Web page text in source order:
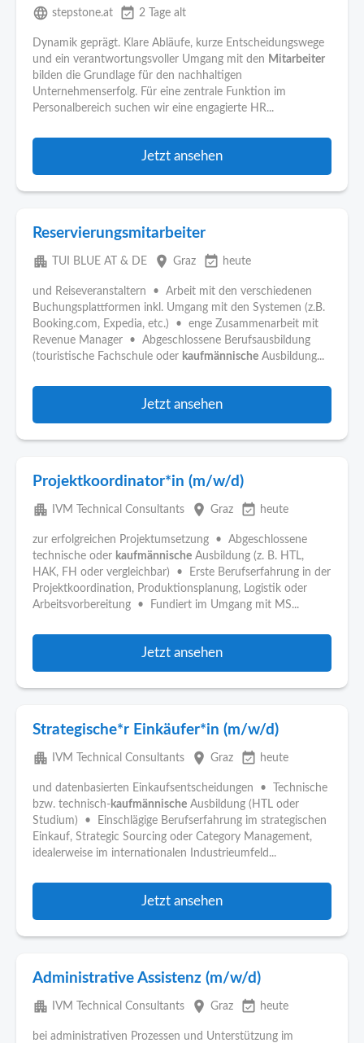
language stepstone.at event_available 2 Tage alt
Dynamik geprägt. Klare Abläufe, kurze Entscheidungswege
und ein verantwortungsvoller Umgang mit den Mitarbeiter
bilden die Grundlage für den nachhaltigen
Unternehmenserfolg. Für eine zentrale Funktion im
Personalbereich suchen wir eine engagierte HR...
Jetzt ansehen
Reservierungsmitarbeiter
apartment TUI BLUE AT & DE place Graz event_available heute
und Reiseveranstaltern • Arbeit mit den verschiedenen
Buchungsplattformen inkl. Umgang mit den Systemen (z.B.
Booking.com, Expedia, etc.) • enge Zusammenarbeit mit
Revenue Manager • Abgeschlossene Berufsausbildung
(touristische Fachschule oder kaufmännische Ausbildung...
Jetzt ansehen
Projektkoordinator*in (m/w/d)
apartment IVM Technical Consultants place Graz event_available heute
zur erfolgreichen Projektumsetzung • Abgeschlossene
technische oder kaufmännische Ausbildung (z. B. HTL,
HAK, FH oder vergleichbar) • Erste Berufserfahrung in der
Projektkoordination, Produktionsplanung, Logistik oder
Arbeitsvorbereitung • Fundiert im Umgang mit MS...
Jetzt ansehen
Strategische*r Einkäufer*in (m/w/d)
apartment IVM Technical Consultants place Graz event_available heute
und datenbasierten Einkaufsentscheidungen • Technische
bzw. technisch-kaufmännische Ausbildung (HTL oder
Studium) • Einschlägige Berufserfahrung im strategischen
Einkauf, Strategic Sourcing oder Category Management,
idealerweise im internationalen Industrieumfeld...
Jetzt ansehen
Administrative Assistenz (m/w/d)
apartment IVM Technical Consultants place Graz event_available heute
bei administrativen Prozessen und Unterstützung im